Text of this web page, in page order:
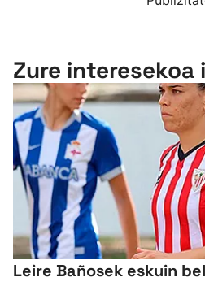
Zure interesekoa
Leire Bañosek eskuin